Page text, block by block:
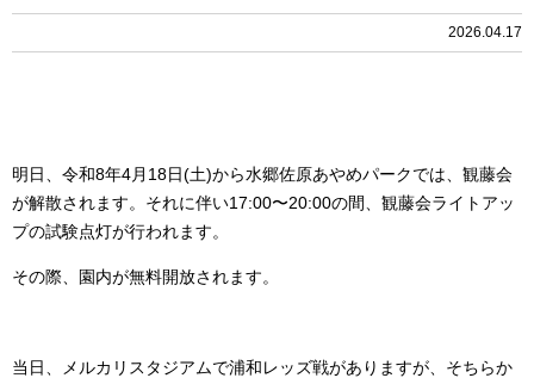
2026.04.17
明日、令和8年4月18日(土)から水郷佐原あやめパークでは、観藤会
が解散されます。それに伴い17:00〜20:00の間、観藤会ライトアッ
プの試験点灯が行われます。
その際、園内が無料開放されます。
当日、メルカリスタジアムで浦和レッズ戦がありますが、そちらか